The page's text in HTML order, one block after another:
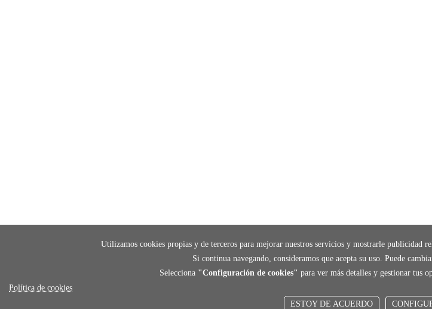
Utilizamos cookies propias y de terceros para mejorar nuestros servicios y mostrarle publicidad
Si continua navegando, consideramos que acepta su uso. Puede
Selecciona "Configuración de cookies" para ver más detalles y gestionar tus
Política de cookies
ESTOY DE ACUERDO